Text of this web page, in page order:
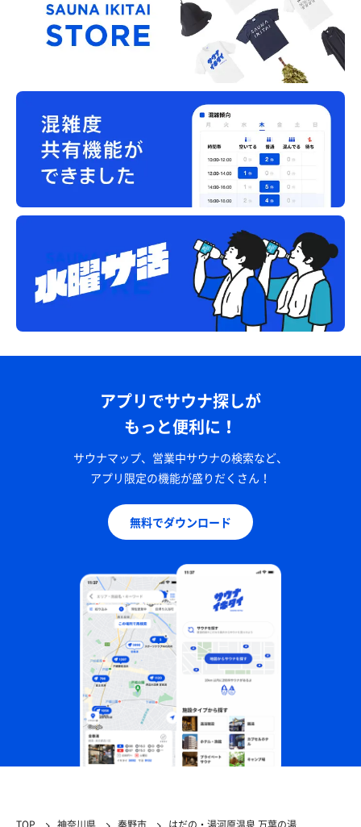
カレー南蛮蕎麦
時間が夜食メニューしか選べなくてカレー蕎麦。あず
きのソフトクリーム抜群に美味しい！！
アプリでサウナ探しが
もっと便利に！
サウナマップ、営業中サウナの検索など、
アプリ限定の機能が盛りだくさん！
無料でダウンロード